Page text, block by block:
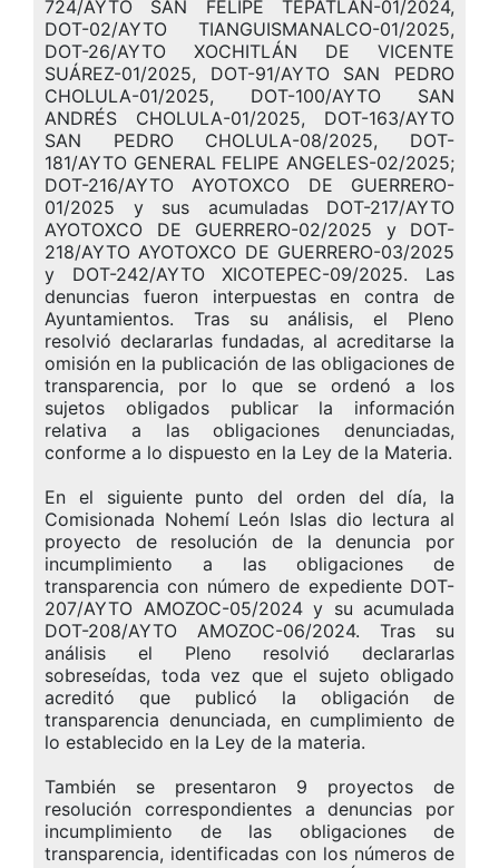
724/AYTO SAN FELIPE TEPATLÁN-01/2024,
DOT-02/AYTO TIANGUISMANALCO-01/2025,
DOT-26/AYTO XOCHITLÁN DE VICENTE
SUÁREZ-01/2025, DOT-91/AYTO SAN PEDRO
CHOLULA-01/2025, DOT-100/AYTO SAN
ANDRÉS CHOLULA-01/2025, DOT-163/AYTO
SAN PEDRO CHOLULA-08/2025, DOT-
181/AYTO GENERAL FELIPE ANGELES-02/2025;
DOT-216/AYTO AYOTOXCO DE GUERRERO-
01/2025 y sus acumuladas DOT-217/AYTO
AYOTOXCO DE GUERRERO-02/2025 y DOT-
218/AYTO AYOTOXCO DE GUERRERO-03/2025
y DOT-242/AYTO XICOTEPEC-09/2025. Las
denuncias fueron interpuestas en contra de
Ayuntamientos. Tras su análisis, el Pleno
resolvió declararlas fundadas, al acreditarse la
omisión en la publicación de las obligaciones de
transparencia, por lo que se ordenó a los
sujetos obligados publicar la información
relativa a las obligaciones denunciadas,
conforme a lo dispuesto en la Ley de la Materia.
En el siguiente punto del orden del día, la
Comisionada Nohemí León Islas dio lectura al
proyecto de resolución de la denuncia por
incumplimiento a las obligaciones de
transparencia con número de expediente DOT-
207/AYTO AMOZOC-05/2024 y su acumulada
DOT-208/AYTO AMOZOC-06/2024. Tras su
análisis el Pleno resolvió declararlas
sobreseídas, toda vez que el sujeto obligado
acreditó que publicó la obligación de
transparencia denunciada, en cumplimiento de
lo establecido en la Ley de la materia.
También se presentaron 9 proyectos de
resolución correspondientes a denuncias por
incumplimiento de las obligaciones de
transparencia, identificadas con los números de